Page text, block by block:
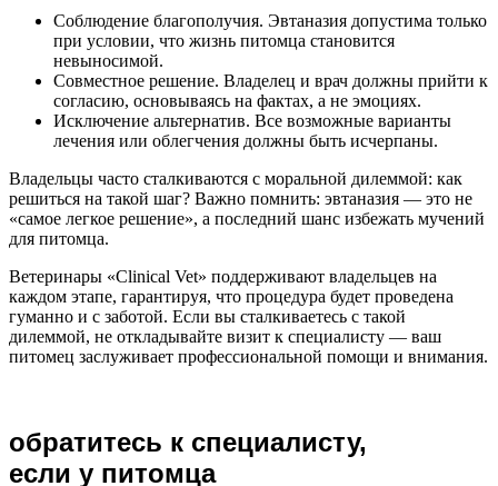
Соблюдение благополучия. Эвтаназия допустима только
при условии, что жизнь питомца становится
невыносимой.
Совместное решение. Владелец и врач должны прийти к
согласию, основываясь на фактах, а не эмоциях.
Исключение альтернатив. Все возможные варианты
лечения или облегчения должны быть исчерпаны.
Владельцы часто сталкиваются с моральной дилеммой: как
решиться на такой шаг? Важно помнить: эвтаназия — это не
«самое легкое решение», а последний шанс избежать мучений
для питомца.
Ветеринары «Clinical Vet» поддерживают владельцев на
каждом этапе, гарантируя, что процедура будет проведена
гуманно и с заботой. Если вы сталкиваетесь с такой
дилеммой, не откладывайте визит к специалисту — ваш
питомец заслуживает профессиональной помощи и внимания.
обратитесь к специалисту,
если у питомца